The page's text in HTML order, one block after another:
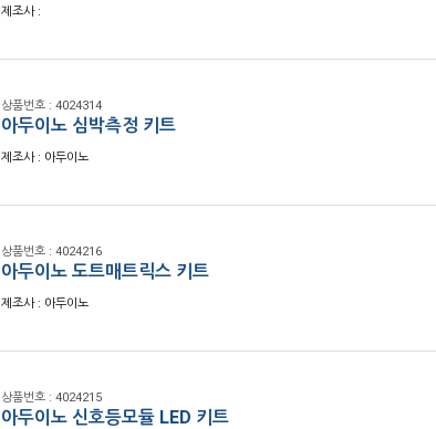
제조사 :
상품번호 : 4024314
아두이노 심박측정 키트
제조사 : 아두이노
상품번호 : 4024216
아두이노 도트매트릭스 키트
제조사 : 아두이노
상품번호 : 4024215
아두이노 신호등모듈 LED 키트